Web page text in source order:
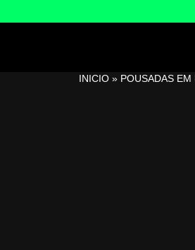
INICIO » POUSADAS